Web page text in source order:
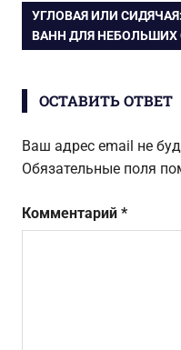
по
ЗАПИСЬ:
СЛЕДУЮЩАЯ
ЗАПИСЬ:
УГЛОВАЯ ИЛИ
ВАНН ДЛЯ НЕБОЛЬШИХ
ОСТАВИТЬ ОТВЕТ
Ваш адрес email не
Обязательные поля
Комментарий *